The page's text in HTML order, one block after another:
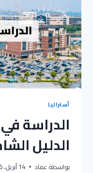
أستراليا
الدليل
بواسطة عماد 14 أبريل، 2026